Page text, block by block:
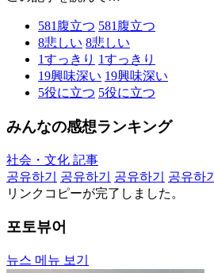
581 腹立つ 581 腹立つ
8悲しい 8悲しい
1すっきり 1すっきり
19興味深い 19興味深い
5役に立つ 5役に立つ
みんなの感想ランキング
社会・文化 記事
공유하기
공유하기 공유하기 공유하기
リンクコピーが完了しました。
포토뷰어
뉴스 메뉴 보기